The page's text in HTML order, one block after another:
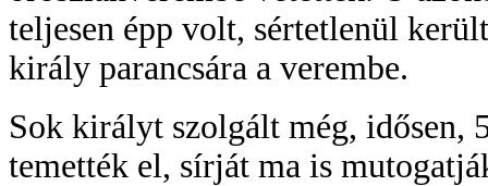
teljesen épp volt, sértetlenül
király parancsára a verembe.
Sok királyt szolgált még, idősen,
temették el, sírját ma is